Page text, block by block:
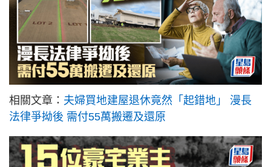
相關文章： 夫婦買地建屋退休竟然「起錯地」 漫長
法律爭拗後 需付55萬搬遷及還原